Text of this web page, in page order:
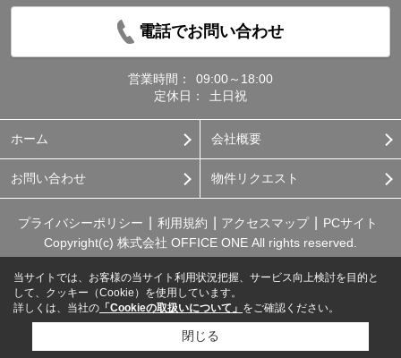
電話でお問い合わせ
営業時間：
09:00～18:00
定休日：
土日祝
ホーム 会社概要
お問い合わせ 物件リクエスト
プライバシーポリシー 利用規約 アクセスマップ
PCサイト
Copyright(c) 株式会社 OFFICE ONE All rights reserved.
当サイトでは、お客様の当サイト利用状況把握、サービス向上検討を目的と
して、クッキー（Cookie）を使用しています。
詳しくは、当社の 「Cookieの取扱いについて」 をご確認ください。
閉じる